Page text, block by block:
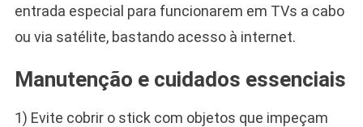
entrada especial para funcionarem em TVs a cabo
ou via satélite, bastando acesso à internet.
Manutenção e cuidados essenciais
1) Evite cobrir o stick com objetos que impeçam